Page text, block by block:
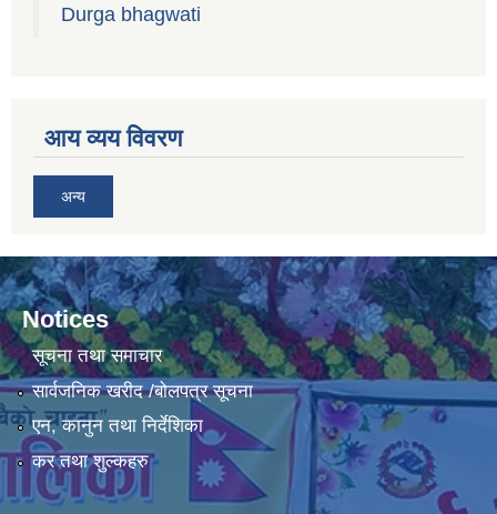
Durga bhagwati
आय व्यय विवरण
अन्य
Notices
सूचना तथा समाचार
सार्वजनिक खरीद /बोलपत्र सूचना
एन, कानुन तथा निर्देशिका
कर तथा शुल्कहरु